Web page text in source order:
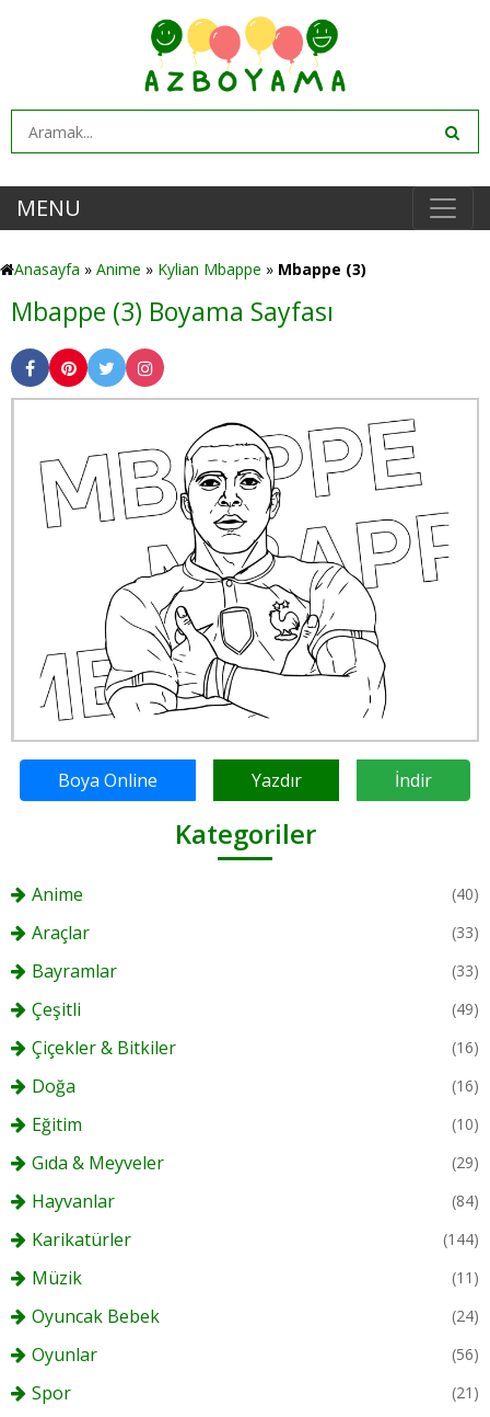
MENU
Anasayfa » Anime » Kylian Mbappe » Mbappe (3)
Mbappe (3) Boyama Sayfası
Boya Online Yazdır İndir
Kategoriler
Anime (40)
Araçlar (33)
Bayramlar (33)
Çeşitli (49)
Çiçekler & Bitkiler (16)
Doğa (16)
Eğitim (10)
Gıda & Meyveler (29)
Hayvanlar (84)
Karikatürler (144)
Müzik (11)
Oyuncak Bebek (24)
Oyunlar (56)
Spor (21)